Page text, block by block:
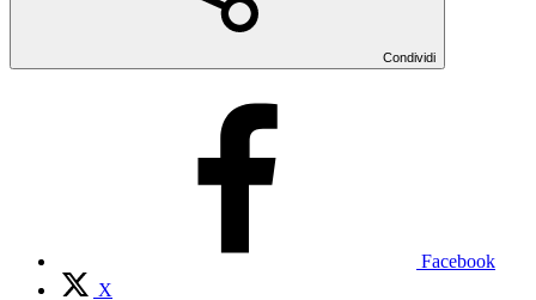
Condividi
Facebook
X